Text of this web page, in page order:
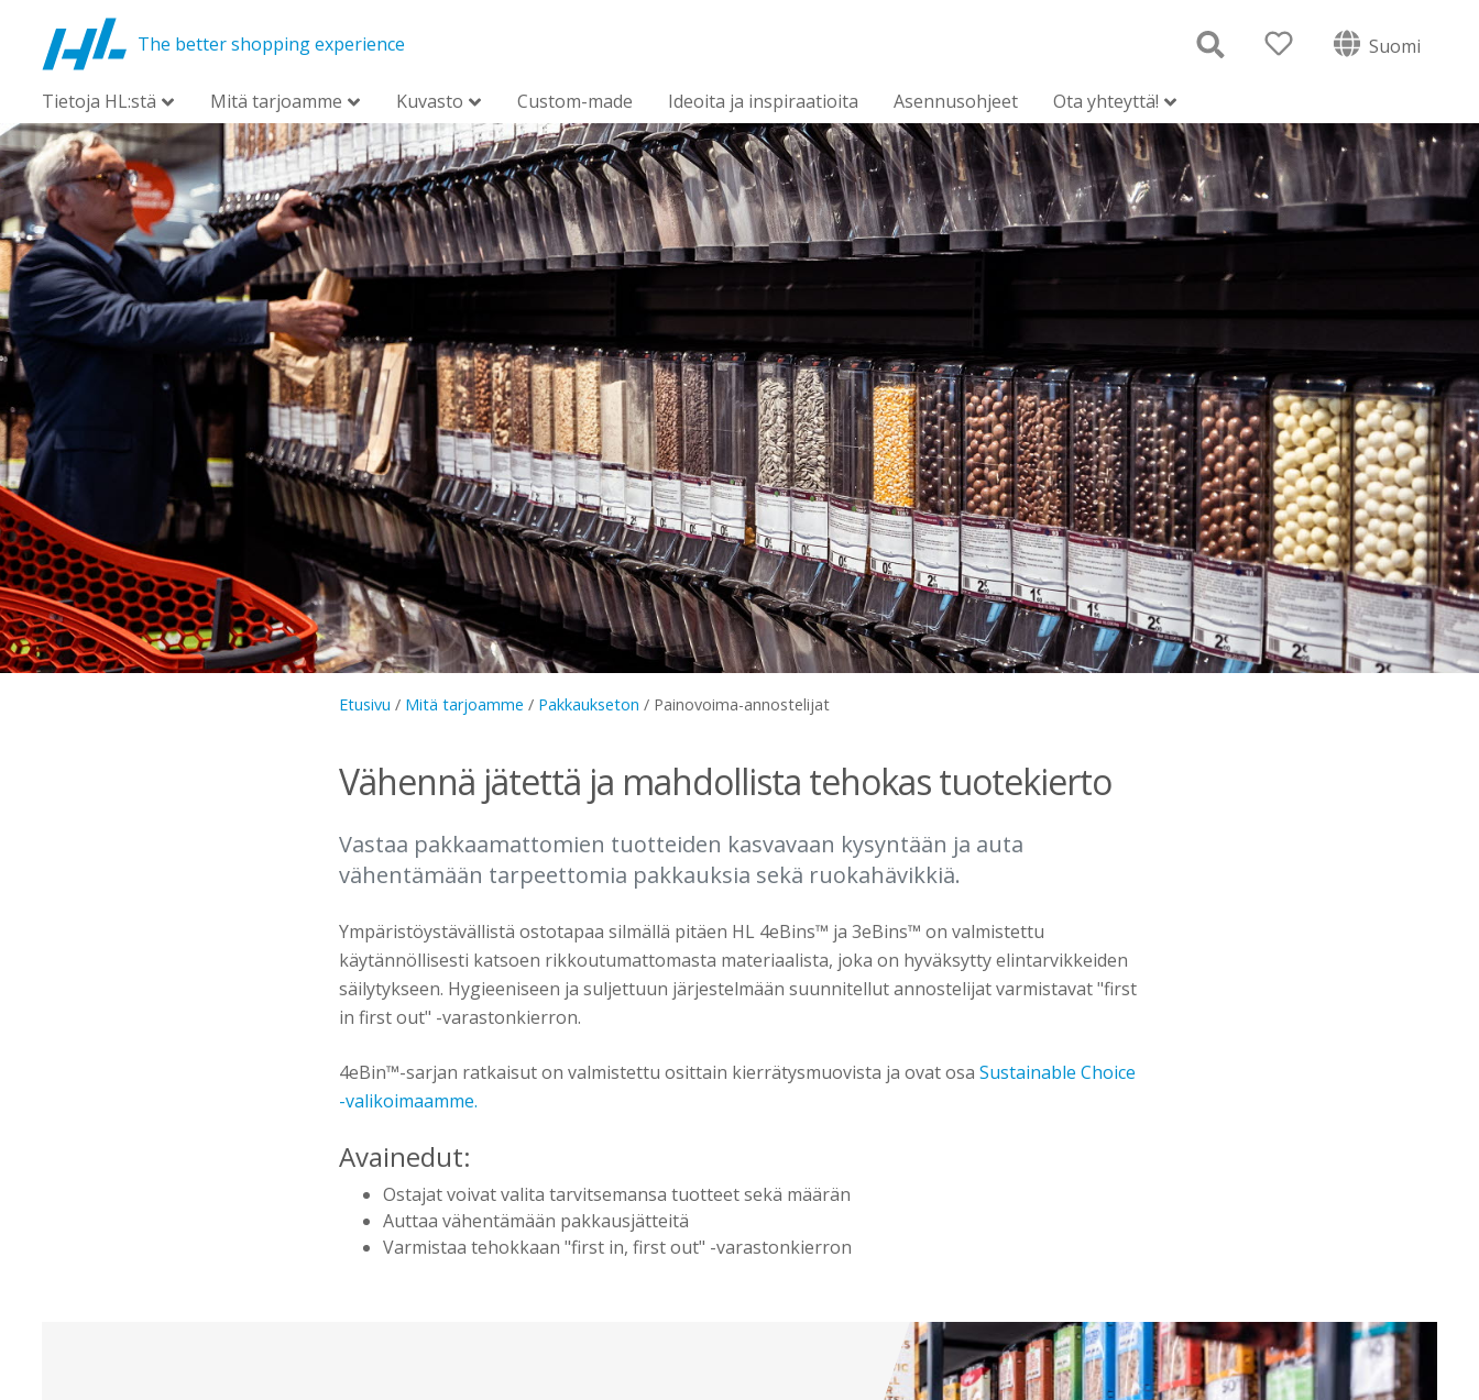
The better shopping experience Suomi
Tietoja HL:stä Mitä tarjoamme Kuvasto Custom-made Ideoita ja inspiraatioita Asennusohjeet Ota yhteyttä!
Etusivu / Mitä tarjoamme / Pakkaukseton / Painovoima-annostelijat
Vähennä jätettä ja mahdollista tehokas tuotekierto
Vastaa pakkaamattomien tuotteiden kasvavaan kysyntään ja auta
vähentämään tarpeettomia pakkauksia sekä ruokahävikkiä.
Ympäristöystävällistä ostotapaa silmällä pitäen HL 4eBins™ ja 3eBins™ on valmistettu
käytännöllisesti katsoen rikkoutumattomasta materiaalista, joka on hyväksytty elintarvikkeiden
säilytykseen. Hygieeniseen ja suljettuun järjestelmään suunnitellut annostelijat varmistavat "first
in first out" -varastonkierron.
4eBin™-sarjan ratkaisut on valmistettu osittain kierrätysmuovista ja ovat osa Sustainable Choice
-valikoimaamme.
Avainedut:
Ostajat voivat valita tarvitsemansa tuotteet sekä määrän
Auttaa vähentämään pakkausjätteitä
Varmistaa tehokkaan "first in, first out" -varastonkierron